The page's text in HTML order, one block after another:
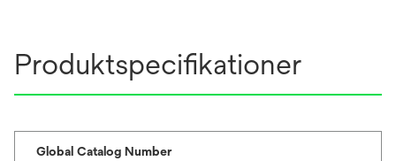
Produktspecifikationer
Global Catalog Number